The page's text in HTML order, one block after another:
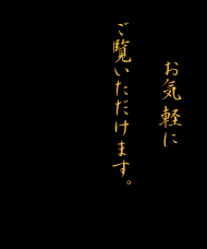
ご覧いただけます。 お気軽に